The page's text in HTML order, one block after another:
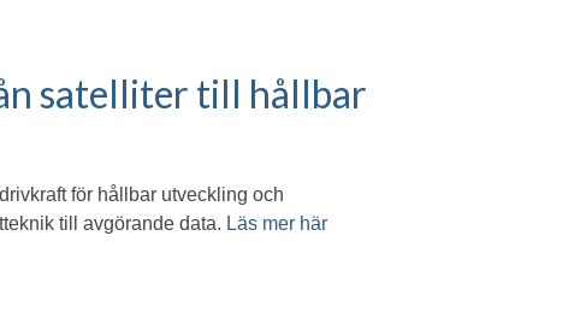
satelliter till hållbar
för hållbar utveckling och
till avgörande data. Läs mer här